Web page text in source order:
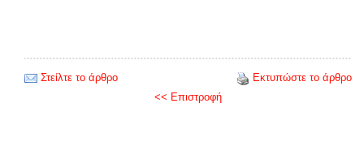
Στείλτε το άρθρο
Εκτυπώστε το άρθρο
<< Επιστροφή